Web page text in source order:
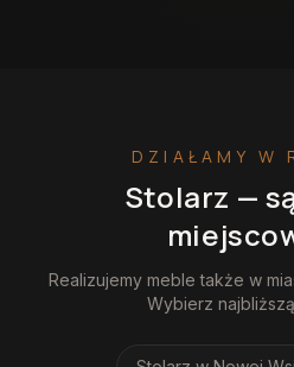
DZIAŁAMY W
Stolarz —
Realizujemy meble także w
Wybierz